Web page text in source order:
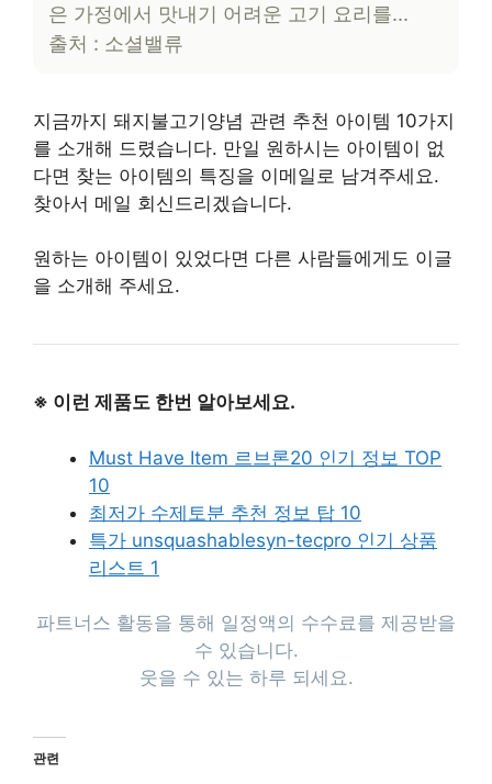
은 가정에서 맛내기 어려운 고기 요리를…
출처 : 소셜밸류
지금까지 돼지불고기양념 관련 추천 아이템 10가지
를 소개해 드렸습니다. 만일 원하시는 아이템이 없
다면 찾는 아이템의 특징을 이메일로 남겨주세요.
찾아서 메일 회신드리겠습니다.
원하는 아이템이 있었다면 다른 사람들에게도 이글
을 소개해 주세요.
※ 이런 제품도 한번 알아보세요.
Must Have Item 르브론20 인기 정보 TOP
10
최저가 수제토분 추천 정보 탑 10
특가 unsquashablesyn-tecpro 인기 상품
리스트 1
파트너스 활동을 통해 일정액의 수수료를 제공받을
수 있습니다.
웃을 수 있는 하루 되세요.
관련